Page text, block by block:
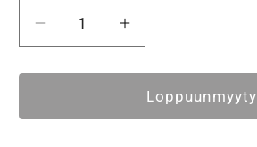
Vähennä
tuotteen
Latausasema
Terra
Lisää
tuotteen
Latausasema
ABB
Terra
Loppuunmyyty